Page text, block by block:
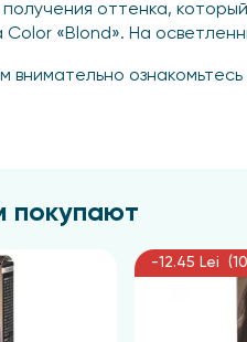
оттенка,
«Blond». На
внимательно
кожи лица
наденьте перчатки и
1:1. Тщательно
покупают
-12.45 Lei